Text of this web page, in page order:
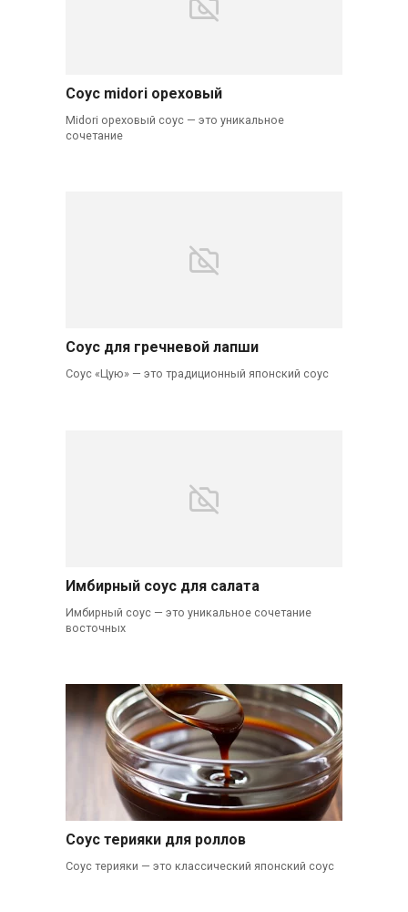
Соус midori ореховый
Midori ореховый соус — это уникальное
сочетание
Соус для гречневой лапши
Соус «Цую» — это традиционный японский соус
Имбирный соус для салата
Имбирный соус — это уникальное сочетание
восточных
Соус терияки для роллов
Соус терияки — это классический японский соус